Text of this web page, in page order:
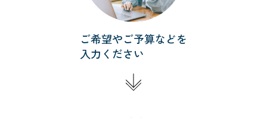
ご希望やご予算などを
入力ください